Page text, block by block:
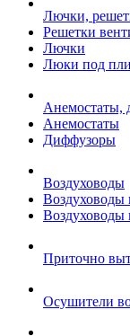
Лючки,
Решетки
Лючки
Люки под
Анемостаты,
Анемостаты
Диффузоры
Воздуховоды
Воздуховоды
Воздуховоды
Приточно
Осушители